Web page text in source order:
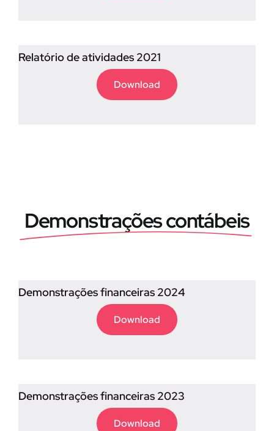
Relatório de atividades 2021
Download
Demonstrações contábeis
Demonstrações financeiras 2024
Download
Demonstrações financeiras 2023
Download